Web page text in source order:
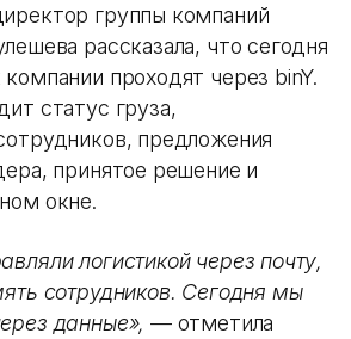
группы компаний
рассказала, что сегодня
проходят через binY.
статус груза,
предложения
принятое решение и
окне.
логистикой через почту,
сотрудников. Сегодня мы
данные», — отметила